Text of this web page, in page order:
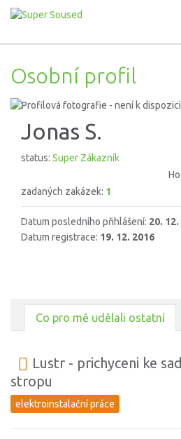
Osobní profil
Jonas S.
status: Super Zákazník
zadaných zakázek: 1
Datum posledního přihlášení: 20.
Datum registrace: 19. 12. 2016
Co pro mě udělali ostatní
Lustr - prichyceni ke
stropu
elektroinstalační práce